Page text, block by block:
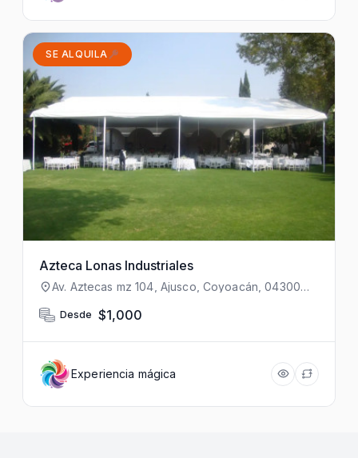
SE ALQUILA
Azteca Lonas Industriales
Av. Aztecas mz 104, Ajusco, Coyoacán, 04300
Desde $1,000
Experiencia mágica